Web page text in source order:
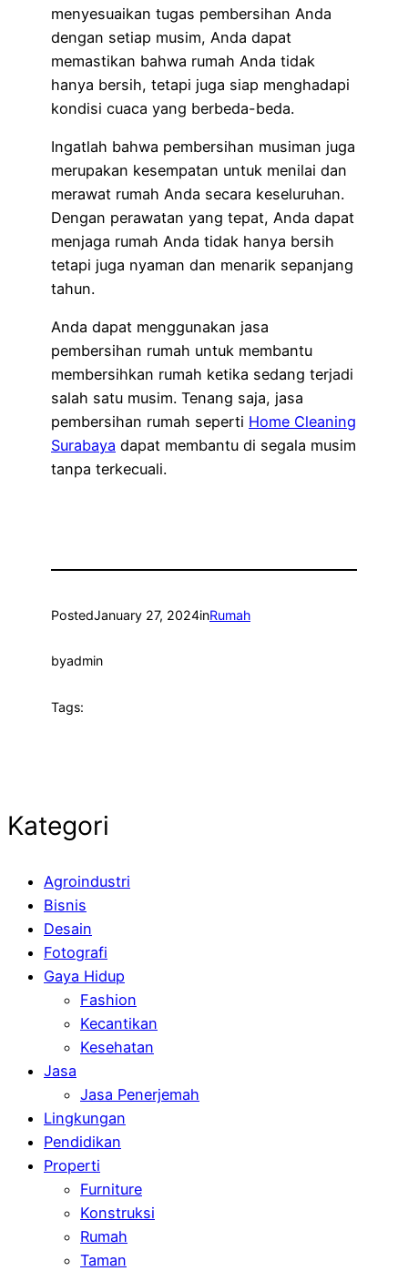
menyesuaikan tugas pembersihan Anda
dengan setiap musim, Anda dapat
memastikan bahwa rumah Anda tidak
hanya bersih, tetapi juga siap menghadapi
kondisi cuaca yang berbeda-beda.
Ingatlah bahwa pembersihan musiman juga
merupakan kesempatan untuk menilai dan
merawat rumah Anda secara keseluruhan.
Dengan perawatan yang tepat, Anda dapat
menjaga rumah Anda tidak hanya bersih
tetapi juga nyaman dan menarik sepanjang
tahun.
Anda dapat menggunakan jasa
pembersihan rumah untuk membantu
membersihkan rumah ketika sedang terjadi
salah satu musim. Tenang saja, jasa
pembersihan rumah seperti Home Cleaning
Surabaya dapat membantu di segala musim
tanpa terkecuali.
PostedJanuary 27, 2024inRumah
byadmin
Tags:
Kategori
Agroindustri
Bisnis
Desain
Fotografi
Gaya Hidup
Fashion
Kecantikan
Kesehatan
Jasa
Jasa Penerjemah
Lingkungan
Pendidikan
Properti
Furniture
Konstruksi
Rumah
Taman